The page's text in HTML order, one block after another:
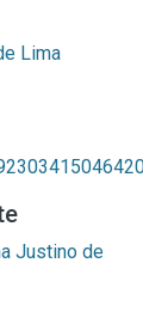
Lima
Justino de